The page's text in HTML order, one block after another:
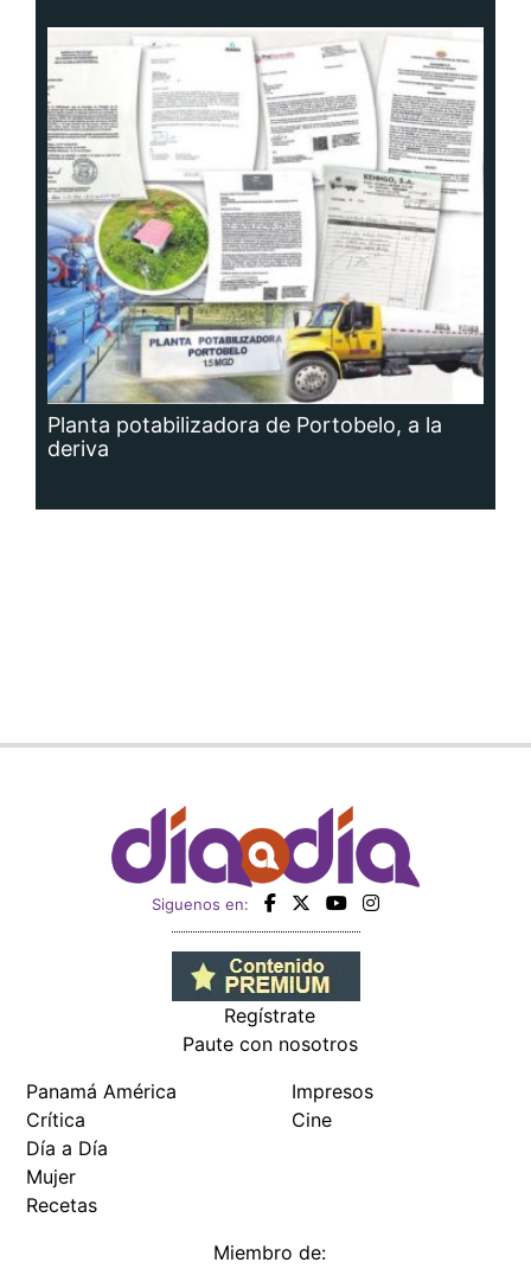
Planta potabilizadora de Portobelo, a la
deriva
Siguenos en:
Regístrate
Paute con nosotros
Panamá América
Crítica
Día a Día
Mujer
Recetas
Impresos
Cine
Miembro de: